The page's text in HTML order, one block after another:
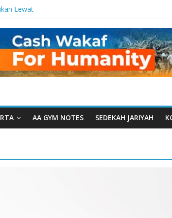
Lewat
Manfaat
dari Serua:
Yayasan
Tauhiid
Ketika
Wakaf
AA GYM NOTES SEDEKAH JARIYAH